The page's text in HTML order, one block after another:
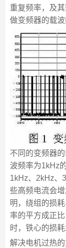
重复频率，及
做变频器的载波
不同的变频器
波频率为1kHz
1kHz、2kHz、
些高频电流会
明，绕组的损
率的平方成正
时，铁心的损
解决电机过热